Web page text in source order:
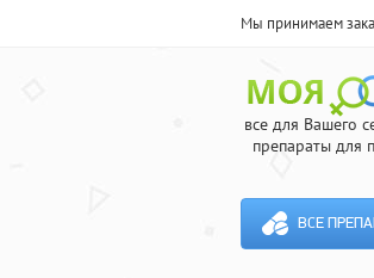
Мы принимаем
все для Вашего
препараты для
ВСЕ